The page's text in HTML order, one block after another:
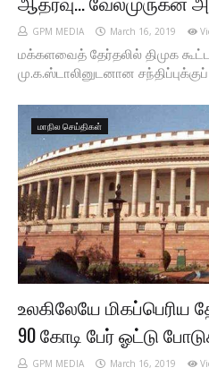
GPM MEDIA March 16, 2019
மக்களவைத் தேர்தலில் திமுக
மு.க.ஸ்டாலினுடனான
மாநில செய்திகள்
உலகிலேயே மிகப்பெரிய
90 கோடி பேர் ஓட்டு
GPM MEDIA March 16, 2019